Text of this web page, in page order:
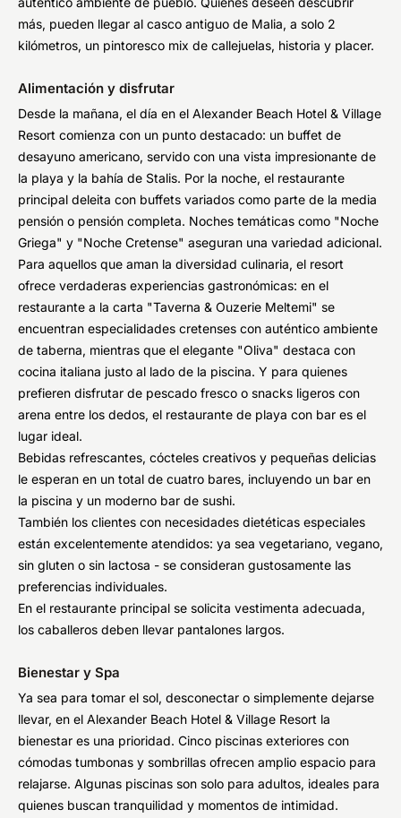
más, pueden llegar al casco antiguo de Malia, a solo 2
kilómetros, un pintoresco mix de callejuelas, historia y placer.
Alimentación y disfrutar
Desde la mañana, el día en el Alexander Beach Hotel & Village
Resort comienza con un punto destacado: un buffet de
desayuno americano, servido con una vista impresionante de
la playa y la bahía de Stalis. Por la noche, el restaurante
principal deleita con buffets variados como parte de la media
pensión o pensión completa. Noches temáticas como "Noche
Griega" y "Noche Cretense" aseguran una variedad adicional.
Para aquellos que aman la diversidad culinaria, el resort
ofrece verdaderas experiencias gastronómicas: en el
restaurante a la carta "Taverna & Ouzerie Meltemi" se
encuentran especialidades cretenses con auténtico ambiente
de taberna, mientras que el elegante "Oliva" destaca con
cocina italiana justo al lado de la piscina. Y para quienes
prefieren disfrutar de pescado fresco o snacks ligeros con
arena entre los dedos, el restaurante de playa con bar es el
lugar ideal.
Bebidas refrescantes, cócteles creativos y pequeñas delicias
le esperan en un total de cuatro bares, incluyendo un bar en
la piscina y un moderno bar de sushi.
También los clientes con necesidades dietéticas especiales
están excelentemente atendidos: ya sea vegetariano, vegano,
sin gluten o sin lactosa - se consideran gustosamente las
preferencias individuales.
En el restaurante principal se solicita vestimenta adecuada,
los caballeros deben llevar pantalones largos.
Bienestar y Spa
Ya sea para tomar el sol, desconectar o simplemente dejarse
llevar, en el Alexander Beach Hotel & Village Resort la
bienestar es una prioridad. Cinco piscinas exteriores con
cómodas tumbonas y sombrillas ofrecen amplio espacio para
relajarse. Algunas piscinas son solo para adultos, ideales para
quienes buscan tranquilidad y momentos de intimidad.